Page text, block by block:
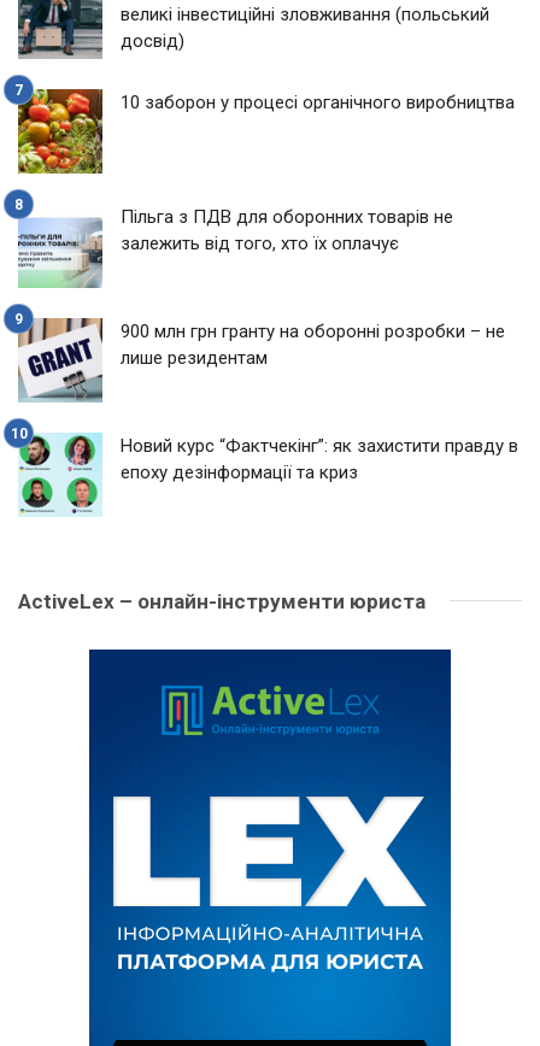
великі інвестиційні зловживання (польський
досвід)
10 заборон у процесі органічного виробництва
Пільга з ПДВ для оборонних товарів не
залежить від того, хто їх оплачує
900 млн грн гранту на оборонні розробки – не
лише резидентам
Новий курс “Фактчекінг”: як захистити правду в
епоху дезінформації та криз
ActiveLex – онлайн-інструменти юриста